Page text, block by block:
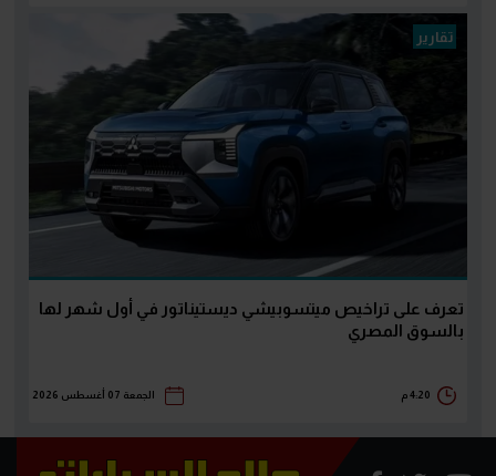
تقارير
تعرف على تراخيص ميتسوبيشي ديستيناتور في أول شهر لها
بالسوق المصري
4:20 م الجمعة 07 أغسطس 2026